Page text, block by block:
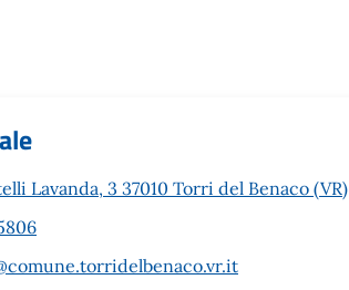
Lavanda, 3 37010 Torri del Benaco (VR)